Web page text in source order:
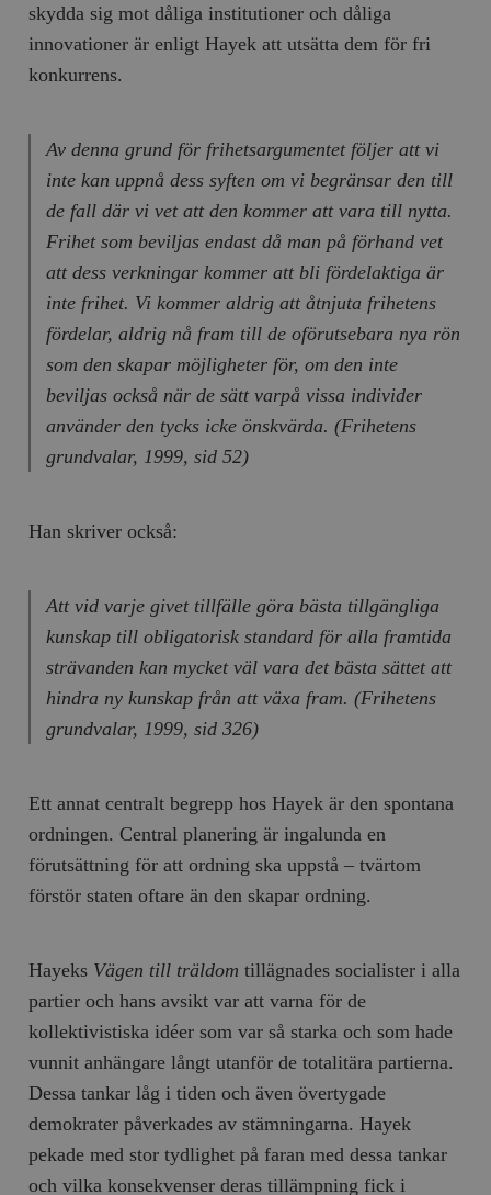
skydda sig mot dåliga institutioner och dåliga
innovationer är enligt Hayek att utsätta dem för fri
konkurrens.
Av denna grund för frihetsargumentet följer att vi
inte kan uppnå dess syften om vi begränsar den till
de fall där vi vet att den kommer att vara till nytta.
Frihet som beviljas endast då man på förhand vet
att dess verkningar kommer att bli fördelaktiga är
inte frihet. Vi kommer aldrig att åtnjuta frihetens
fördelar, aldrig nå fram till de oförutsebara nya rön
som den skapar möjligheter för, om den inte
beviljas också när de sätt varpå vissa individer
använder den tycks icke önskvärda. (Frihetens
grundvalar, 1999, sid 52)
Han skriver också:
Att vid varje givet tillfälle göra bästa tillgängliga
kunskap till obligatorisk standard för alla framtida
strävanden kan mycket väl vara det bästa sättet att
hindra ny kunskap från att växa fram. (Frihetens
grundvalar, 1999, sid 326)
Ett annat centralt begrepp hos Hayek är den spontana
ordningen. Central planering är ingalunda en
förutsättning för att ordning ska uppstå – tvärtom
förstör staten oftare än den skapar ordning.
Hayeks Vägen till träldom tillägnades socialister i alla
partier och hans avsikt var att varna för de
kollektivistiska idéer som var så starka och som hade
vunnit anhängare långt utanför de totalitära partierna.
Dessa tankar låg i tiden och även övertygade
demokrater påverkades av stämningarna. Hayek
pekade med stor tydlighet på faran med dessa tankar
och vilka konsekvenser deras tillämpning fick i